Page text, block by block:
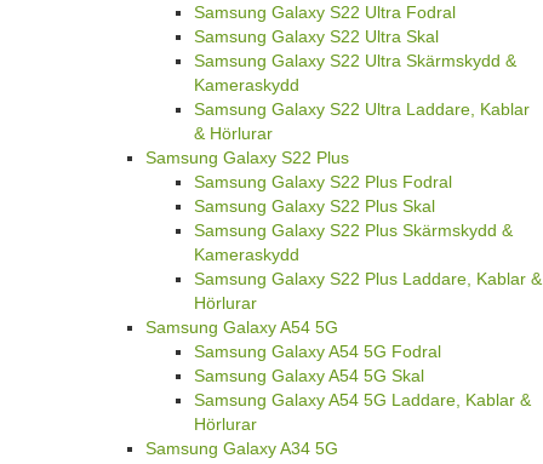
Samsung Galaxy S22 Ultra Fodral
Samsung Galaxy S22 Ultra Skal
Samsung Galaxy S22 Ultra Skärmskydd &
Kameraskydd
Samsung Galaxy S22 Ultra Laddare, Kablar
& Hörlurar
Samsung Galaxy S22 Plus
Samsung Galaxy S22 Plus Fodral
Samsung Galaxy S22 Plus Skal
Samsung Galaxy S22 Plus Skärmskydd &
Kameraskydd
Samsung Galaxy S22 Plus Laddare, Kablar &
Hörlurar
Samsung Galaxy A54 5G
Samsung Galaxy A54 5G Fodral
Samsung Galaxy A54 5G Skal
Samsung Galaxy A54 5G Laddare, Kablar &
Hörlurar
Samsung Galaxy A34 5G